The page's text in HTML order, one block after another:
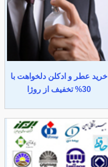
خرید عطر و ادکلن دلخواهت با
30% تخفیف از روژا